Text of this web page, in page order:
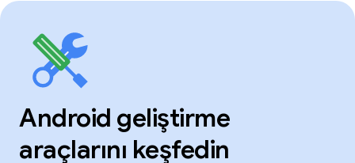
Android geliştirme
araçlarını keşfedin